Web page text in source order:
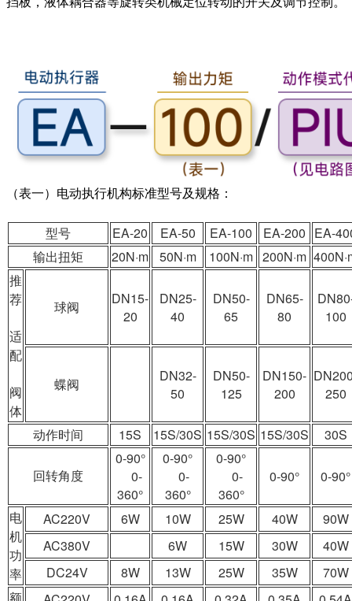
（表一） 电动执行机构标准型号及规格：
型号 EA-20 EA-50 EA-100 EA-200 EA-
输出扭矩
20N·m 50N·m 100N·m 200N·m
推
荐
适
配
阀
体
球阀
DN15-
20
DN25-
40
DN50-
65
DN65-
80
100
蝶阀
DN32-
50
DN50-
125
DN150-
200
250
动作时间 15S 15S/30S 15S/30S 15S/30S 30S
回转角度
0-90°
0-
360°
0-90°
0-
360°
0-90°
0-
360°
0-90° 0-90°
电
机
功
率
AC220V 6W 10W 25W 40W
90W
AC380V
6W 15W 30W
40W
DC24V
8W 13W 25W 35W
70W